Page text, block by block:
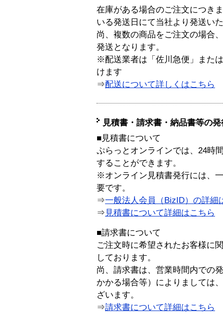
在庫がある場合のご注文につき
いる発送日にて当社より発送い
尚、複数の商品をご注文の場合
発送となります。
※配送業者は「佐川急便」また
けます
⇒配送について詳しくはこちら
見積書・請求書・納品書等の
■見積書について
ぷらっとオンラインでは、24時
することができます。
※オンライン見積書発行には、
要です。
⇒一般法人会員（BizID）の詳細
⇒ 見積書について詳細はこちら
■請求書について
ご注文時に希望されたお客様に
しております。
尚、請求書は、営業時間内での
かかる場合等）によりましては
ざいます。
⇒請求書について詳細はこちら